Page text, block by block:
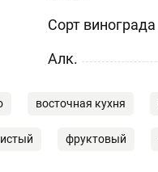
Сорт винограда
Aлк.
восточная кухня
фруктовый